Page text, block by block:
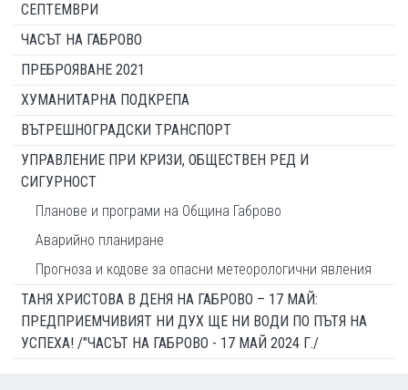
СЕПТЕМВРИ
ЧАСЪТ НА ГАБРОВО
ПРЕБРОЯВАНЕ 2021
ХУМАНИТАРНА ПОДКРЕПА
ВЪТРЕШНОГРАДСКИ ТРАНСПОРТ
УПРАВЛЕНИЕ ПРИ КРИЗИ, ОБЩЕСТВЕН РЕД И
СИГУРНОСТ
Планове и програми на Община Габрово
Аварийно планиране
Прогноза и кодове за опасни метеорологични явления
ТАНЯ ХРИСТОВА В ДЕНЯ НА ГАБРОВО – 17 МАЙ:
ПРЕДПРИЕМЧИВИЯТ НИ ДУХ ЩЕ НИ ВОДИ ПО ПЪТЯ НА
УСПЕХА! /"ЧАСЪТ НА ГАБРОВО - 17 МАЙ 2024 Г./